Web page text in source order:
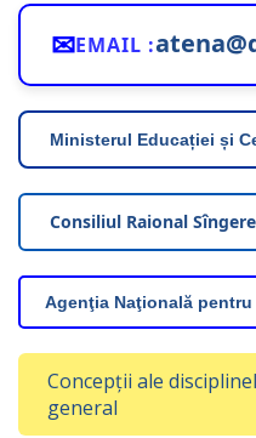
✉EMAIL :
Ministerul Educației și
Consiliul Raional
Agenţia Naţională
Concepții ale
general